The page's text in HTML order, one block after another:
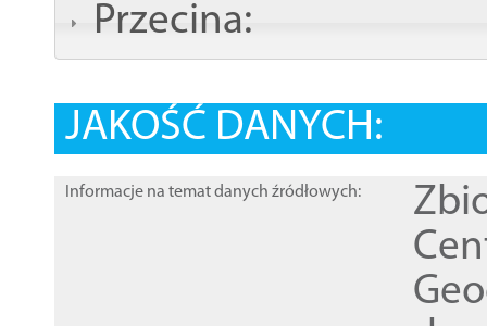
Przecina:
JAKOŚĆ DANYCH:
Informacje na temat danych źródłowych: